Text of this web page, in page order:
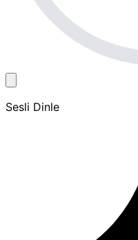
Sesli Dinle